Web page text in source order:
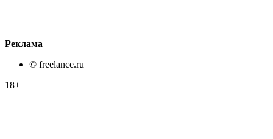
Реклама
© freelance.ru
18+